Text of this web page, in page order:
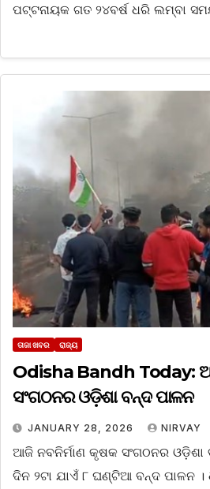
ପଟ୍ଟନାୟକ ଗତ ୨୪ବର୍ଷ ଧରି ଲମ୍ବା
ତାଜା ଖବର ରାଜ୍ୟ
Odisha Bandh Today:
ସଂଗଠନର ଓଡ଼ିଶା ବନ୍ଦ ପାଳନ
JANUARY 28, 2026 NIRVAY
ଆଜି ନବନିର୍ମାଣ କୃଷକ ସଂଗଠନର ଓଡ଼ିଶା
ଦିନ ୨ଟା ଯାଏଁ ୮ ଘଣ୍ଟିଆ ବନ୍ଦ ପାଳନ ।